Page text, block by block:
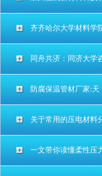
齐齐哈尔大学材料学
同舟共济：同济大学
防腐保温管材厂家:天
关于常用的压电材料
一文带你读懂柔性压